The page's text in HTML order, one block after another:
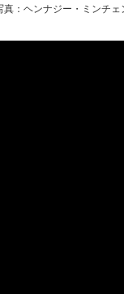
：ヘンナジー・ミンチェ